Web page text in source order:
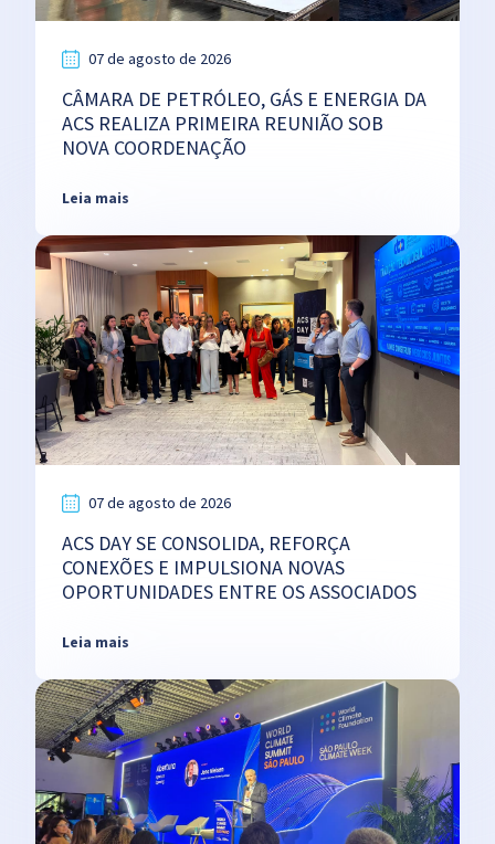
07 de agosto de 2026
CÂMARA DE PETRÓLEO, GÁS E ENERGIA DA
ACS REALIZA PRIMEIRA REUNIÃO SOB
NOVA COORDENAÇÃO
Leia mais
07 de agosto de 2026
ACS DAY SE CONSOLIDA, REFORÇA
CONEXÕES E IMPULSIONA NOVAS
OPORTUNIDADES ENTRE OS ASSOCIADOS
Leia mais